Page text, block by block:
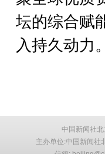
坛的综合赋
入持久动力
中国新闻社
主办单位:中国新闻社